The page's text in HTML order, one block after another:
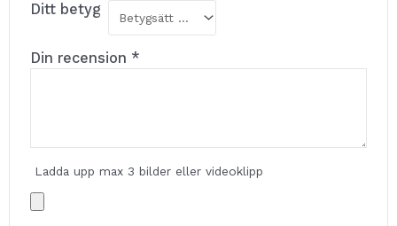
Ditt betyg
Din recension *
Ladda upp max 3 bilder eller videoklipp